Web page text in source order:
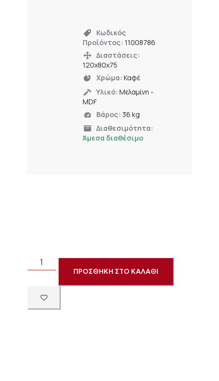
Κωδικός
Προϊόντος:11008786
Διαστάσεις:
120x80x75
Χρώμα:Καφέ
Υλικό:Μελαμίνη -
MDF
Βάρος: 36 kg
Διαθεσιμότητα:
Άμεσα διαθέσιμο
ΠΡΟΣΘΗΚΗ ΣΤΟ ΚΑΛΑΘΙ